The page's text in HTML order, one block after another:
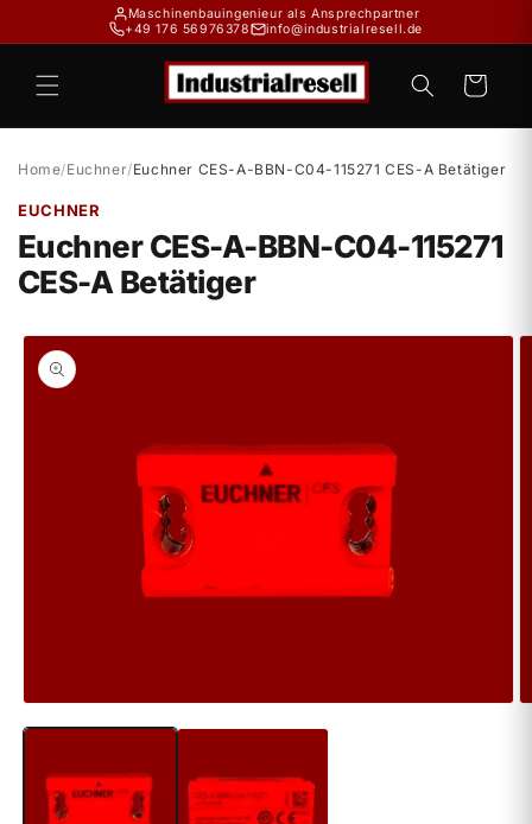
Inhalt
Maschinenbauingenieur als Ansprechpartner
+49 176 56976378
info@industrialresell.de
Warenkorb
Home/Euchner/Euchner CES-A-BBN-C04-115271 CES-A Betätiger
EUCHNER
Euchner CES-A-BBN-C04-115271
CES-A Betätiger
1
öffnen